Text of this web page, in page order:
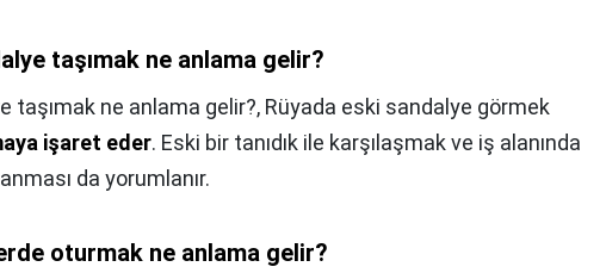
taşımak ne anlama gelir?
taşımak ne anlama gelir?, Rüyada eski sandalye görmek
işaret eder. Eski bir tanıdık ile karşılaşmak ve iş alanında
da yorumlanır.
oturmak ne anlama gelir?